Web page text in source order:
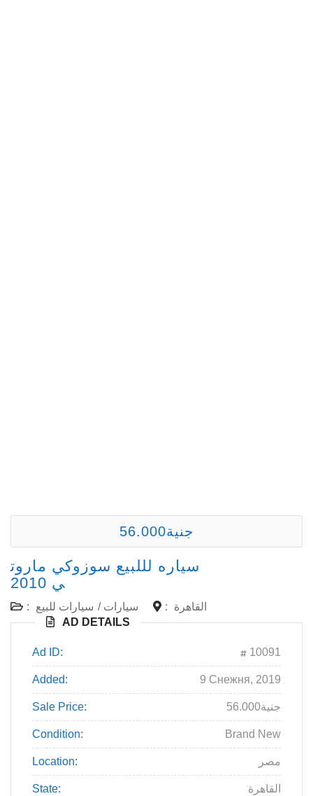
56.000جنية
سياره لللبيع سوزوكي ماروت
ي 2010
: سيارات / سيارات للبيع :
القاهرة
AD DETAILS
Ad ID: 10091
Added: 9 Снежня, 2019
Sale Price: 56.000جنية
Condition: Brand New
Location: مصر
State: القاهرة